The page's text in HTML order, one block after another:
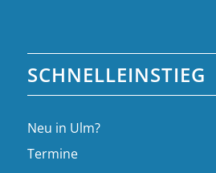
SCHNELLEINSTIEG
Neu in Ulm?
Termine